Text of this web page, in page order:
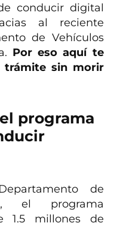
conducir digital
al reciente
de Vehículos
Por eso aquí te
trámite sin morir
programa
de
el programa
1.5 millones de